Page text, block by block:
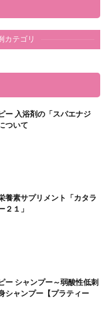
カテゴリ
ー 入浴剤の「スパエナジ
ついて
養素サプリメント「カタラ
２１」
ー シャンプー～弱酸性低刺
シャンプー【プラティー